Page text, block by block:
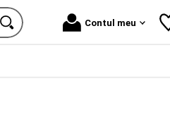
Contul meu